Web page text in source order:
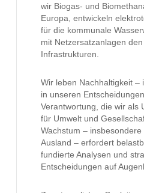
wir Biogas- und
Europa, entwickeln
für die kommunale
mit Netzersatzanlagen
Infrastrukturen.
Wir leben Nachhaltigkeit –
in unseren
Verantwortung, die wir als
für Umwelt und
Wachstum –
Ausland – erfordert
fundierte Analysen und
Entscheidungen auf